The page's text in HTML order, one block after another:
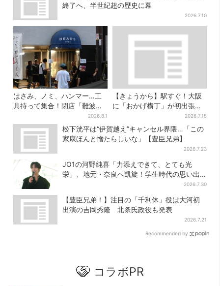
終了へ、半世紀超の歴史に幕
2026.7.10
はさみ、ノミ、ハンマー…工
具持って集合！閉店「難波ベ
アーズ」最終日400人超…最
後は「もう帰ってください」
2026.8.1
【きょうから】駅すぐ！大阪
に「おかげ横丁」が初出張、
現地グルメに初日から行列…
お目当ては？
2026.7.15
松下洸平は“伊賀越え”キャンセル界隈…「この
家康ほんと憎たらしいな」【豊臣兄弟】
2026.7.23
JO1の河野純喜「力添えできて、とても光
栄」、地元・奈良へ凱旋！学生時代の思い出
2026.7.30
【豊臣兄弟！】注目の「千利休」役は大河初
出演の吉岡秀隆 北条氏政役も発表
2026.7.21
Recommended by
コラボPR